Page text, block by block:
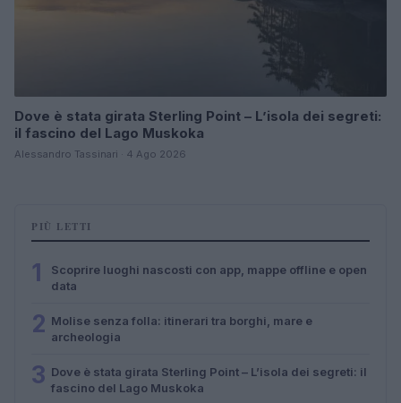
Dove è stata girata Sterling Point – L’isola dei segreti:
il fascino del Lago Muskoka
Alessandro Tassinari · 4 Ago 2026
PIÙ LETTI
1
Scoprire luoghi nascosti con app, mappe offline e open
data
2 Molise senza folla: itinerari tra borghi, mare e
archeologia
3 Dove è stata girata Sterling Point – L’isola dei segreti: il
fascino del Lago Muskoka